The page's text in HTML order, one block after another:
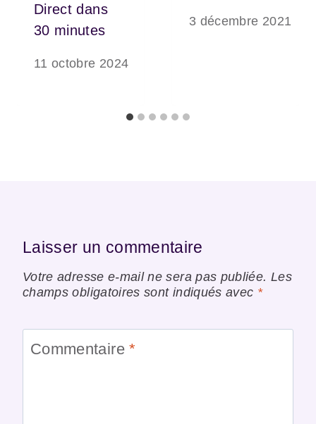
Direct dans
30 minutes
11 octobre 2024
3 décembre 2021
Laisser un commentaire
Votre adresse e-mail ne sera pas publiée. Les
champs obligatoires sont indiqués avec *
Commentaire*